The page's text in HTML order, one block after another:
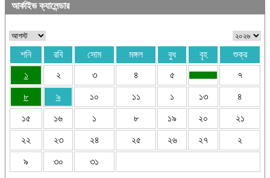
আর্কাইভ ক্যালেন্ডার
শনি রবি সোম মঙ্গল বুধ বৃহ
শুক্র
১
২ ৩ ৪ ৫ ৭
৮ ৯ ১০ ১১ ১ ১৩ ৪
১৫ ১৬ ১ ৮ ১৯ ২০ ২১
২২ ২৩ ২৪ ২৫ ২৬ ২৭ ২
৯ ৩০ ৩১